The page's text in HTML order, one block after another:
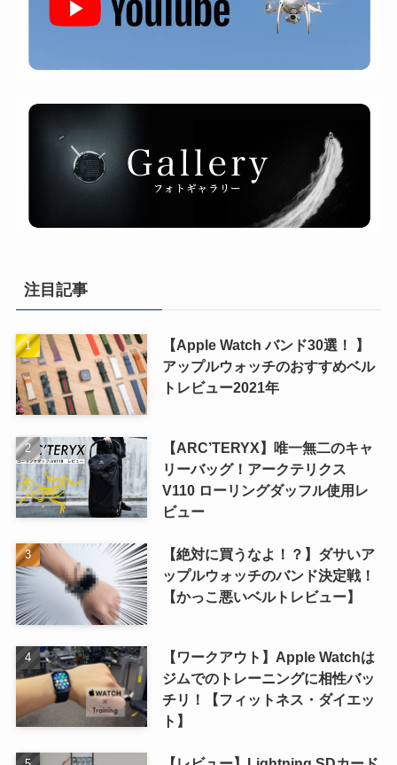
注目記事
【Apple Watch バンド30選！ 】
アップルウォッチのおすすめベル
トレビュー2021年
【ARC’TERYX】唯一無二のキャ
リーバッグ！アークテリクス
V110 ローリングダッフル使用レ
ビュー
【絶対に買うなよ！？】ダサいア
ップルウォッチのバンド決定戦！
【かっこ悪いベルトレビュー】
【ワークアウト】Apple Watchは
ジムでのトレーニングに相性バッ
チリ！【フィットネス・ダイエッ
ト】